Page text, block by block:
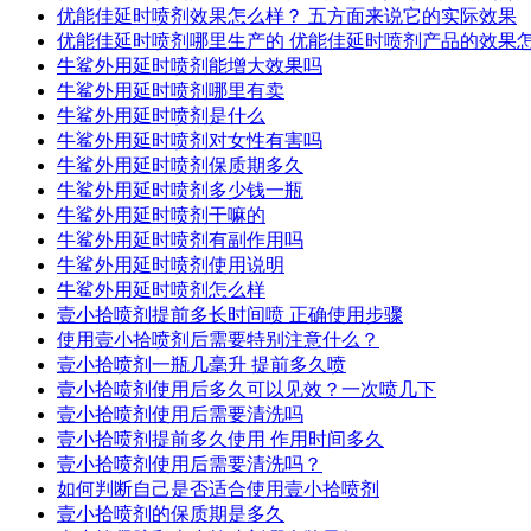
优能佳延时喷剂效果怎么样？ 五方面来说它的实际效果
优能佳延时喷剂哪里生产的 优能佳延时喷剂产品的效果
牛鲨外用延时喷剂能增大效果吗
牛鲨外用延时喷剂哪里有卖
牛鲨外用延时喷剂是什么
牛鲨外用延时喷剂对女性有害吗
牛鲨外用延时喷剂保质期多久
牛鲨外用延时喷剂多少钱一瓶
牛鲨外用延时喷剂干嘛的
牛鲨外用延时喷剂有副作用吗
牛鲨外用延时喷剂使用说明
牛鲨外用延时喷剂怎么样
壹小拾喷剂提前多长时间喷 正确使用步骤
使用壹小拾喷剂后需要特别注意什么？
壹小拾喷剂一瓶几毫升 提前多久喷
壹小拾喷剂使用后多久可以见效？一次喷几下
壹小拾喷剂使用后需要清洗吗
壹小拾喷剂提前多久使用 作用时间多久
壹小拾喷剂使用后需要清洗吗？
如何判断自己是否适合使用壹小拾喷剂
壹小拾喷剂的保质期是多久